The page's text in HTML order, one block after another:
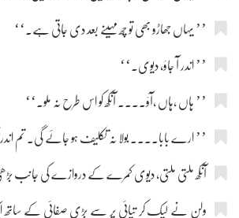
’’ یہاں جھاڑو بھی تو چھ مہینے بعد دی جاتی ہے۔‘‘
’’ اندر آ جاؤ، دیوی۔‘‘
’’ ہاں ،ہاں ،آؤ.... آنکھ کو اس طرح نہ ملو۔‘‘
’’ ارے بابا.... بولا نہ تکلیف ہو جائے گی۔ تم اندر
آنکھ ملتی ملتی، دیوی کمرے کے دروازے کی جانب
ولن نے لپک کر تپائی پر سے بڑی صفائی کے